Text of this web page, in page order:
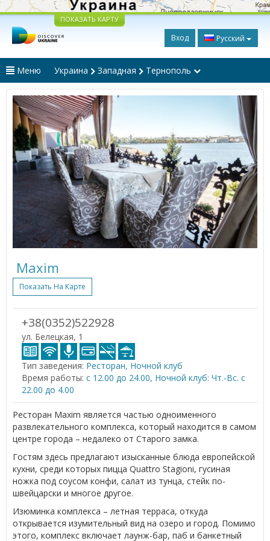
ПОКАЗАТЬ КАРТУ
Вход Русский
Меню Украина Западная Тернополь
Maxim
Показать На Карте
+38(0352)522928
ул. Белецкая, 1
Тип заведения: Ресторан, Ночной клуб
Время работы: с 12.00 до 24.00, Ночной клуб: Чт.-Вс. с
22.00 до 4.00
Ресторан Maxim является частью одноименного
развлекательного комплекса, который находится в самом
центре города – недалеко от Старого замка.
Гостям здесь предлагают изысканные блюда европейской
кухни, среди которых пицца Quattro Stagioni, гусиная
ножка под соусом конфи, салат из тунца, стейк по-
швейцарски и многое другое.
Изюминка комплекса – летная терраса, откуда
открывается изумительный вид на озеро и город. Помимо
этого, комплекс включает лаунж-бар, паб и банкетный